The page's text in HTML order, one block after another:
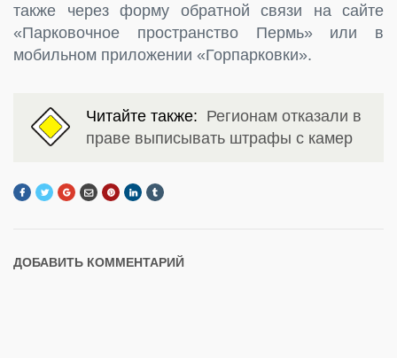
также через форму обратной связи на сайте
«Парковочное пространство Пермь» или в
мобильном приложении «Горпарковки».
Читайте также: Регионам отказали в
праве выписывать штрафы с камер
ДОБАВИТЬ КОММЕНТАРИЙ